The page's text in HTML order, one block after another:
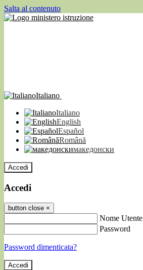
Salta al contenuto
Italiano
Italiano
English
Español
Română
македонски
Accedi
Accedi
button close ×
Nome Utente
Password
Password dimenticata?